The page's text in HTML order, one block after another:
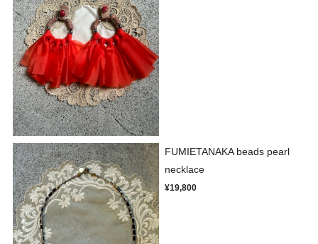
FUMIETANAKA beads pearl
necklace
¥19,800